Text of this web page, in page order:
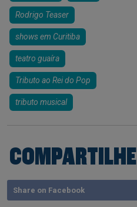
Rodrigo Teaser
shows em Curitiba
teatro guaíra
Tributo ao Rei do Pop
tributo musical
COMPARTILHE
Share on Facebook